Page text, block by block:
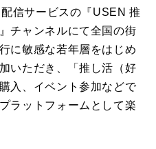
信サービスの『USEN 推
チャンネルにて全国の街
に敏感な若年層をはじめ
いただき、「推し活（好
入、イベント参加などで
ラットフォームとして楽